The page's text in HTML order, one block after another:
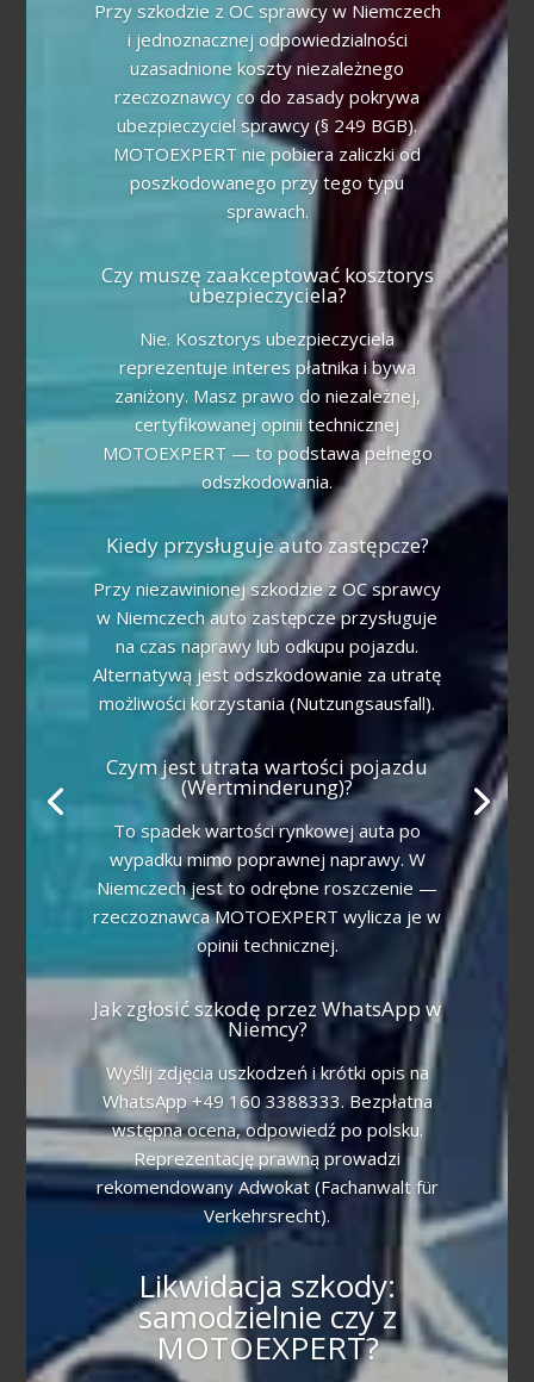
Przy szkodzie z OC sprawcy w Niemczech
i jednoznacznej odpowiedzialności
uzasadnione koszty niezależnego
rzeczoznawcy co do zasady pokrywa
ubezpieczyciel sprawcy (§ 249 BGB).
MOTOEXPERT nie pobiera zaliczki od
poszkodowanego przy tego typu
sprawach.
Czy muszę zaakceptować kosztorys
ubezpieczyciela?
Nie. Kosztorys ubezpieczyciela
reprezentuje interes płatnika i bywa
zaniżony. Masz prawo do niezależnej,
certyfikowanej opinii technicznej
MOTOEXPERT — to podstawa pełnego
odszkodowania.
Kiedy przysługuje auto zastępcze?
Przy niezawinionej szkodzie z OC sprawcy
w Niemczech auto zastępcze przysługuje
na czas naprawy lub odkupu pojazdu.
Alternatywą jest odszkodowanie za utratę
możliwości korzystania (Nutzungsausfall).
Czym jest utrata wartości pojazdu
(Wertminderung)?
To spadek wartości rynkowej auta po
wypadku mimo poprawnej naprawy. W
Niemczech jest to odrębne roszczenie —
rzeczoznawca MOTOEXPERT wylicza je w
opinii technicznej.
Jak zgłosić szkodę przez WhatsApp w
Niemcy?
Wyślij zdjęcia uszkodzeń i krótki opis na
WhatsApp +49 160 3388333. Bezpłatna
wstępna ocena, odpowiedź po polsku.
Reprezentację prawną prowadzi
rekomendowany Adwokat (Fachanwalt für
Verkehrsrecht).
Likwidacja szkody:
samodzielnie czy z
MOTOEXPERT?